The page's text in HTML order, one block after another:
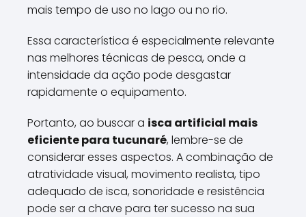
mais tempo de uso no lago ou no rio.
Essa característica é especialmente relevante
nas melhores técnicas de pesca, onde a
intensidade da ação pode desgastar
rapidamente o equipamento.
Portanto, ao buscar a isca artificial mais
eficiente para tucunaré, lembre-se de
considerar esses aspectos. A combinação de
atratividade visual, movimento realista, tipo
adequado de isca, sonoridade e resistência
pode ser a chave para ter sucesso na sua